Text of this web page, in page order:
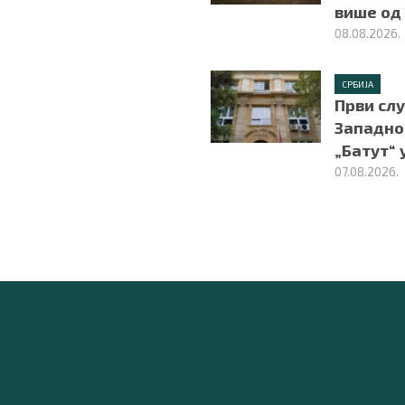
више од
08.08.2026.
СРБИЈА
Први
07.08.2026.